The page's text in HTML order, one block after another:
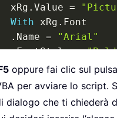
xRg
. Value =
With xRg . Font
. Name =
"Arial"
.FontStyle =
.Size =
10
End
With
.
xFileDlg
oppure fai clic sul
per avviare lo script.
dialogo che ti chiederà